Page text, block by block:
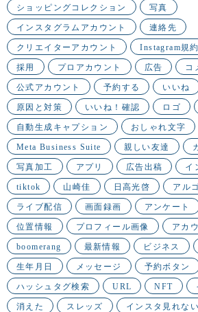
ショッピングコレクション 写真
インスタグラムアカウント 連絡先
クリエイターアカウント Instagram規約
採用 プロアカウント 広告 コ
公式アカウント 予約する いいね
原因と対策 いいね！確認 ロゴ
自動生成キャプション おしゃれ文字
Meta Business Suite 親しい友達
写真加工 アプリ 広告出稿 イ
tiktok 山崎佳 日高光啓 アル
ライブ配信 画面録画 アンケート
位置情報 プロフィール画像 アカ
boomerang 最新情報 ビジネス
生年月日 メッセージ 予約ボタン
ハッシュタグ検索 URL NFT
消えた スレッズ インスタ見れない